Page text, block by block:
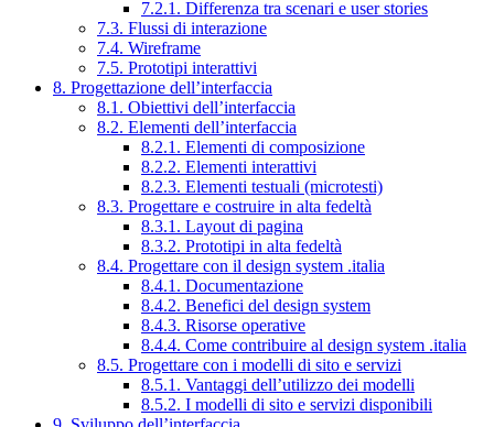
7.2.1. Differenza tra scenari e user stories
7.3. Flussi di interazione
7.4. Wireframe
7.5. Prototipi interattivi
8. Progettazione dell’interfaccia
8.1. Obiettivi dell’interfaccia
8.2. Elementi dell’interfaccia
8.2.1. Elementi di composizione
8.2.2. Elementi interattivi
8.2.3. Elementi testuali (microtesti)
8.3. Progettare e costruire in alta fedeltà
8.3.1. Layout di pagina
8.3.2. Prototipi in alta fedeltà
8.4. Progettare con il design system .italia
8.4.1. Documentazione
8.4.2. Benefici del design system
8.4.3. Risorse operative
8.4.4. Come contribuire al design system .italia
8.5. Progettare con i modelli di sito e servizi
8.5.1. Vantaggi dell’utilizzo dei modelli
8.5.2. I modelli di sito e servizi disponibili